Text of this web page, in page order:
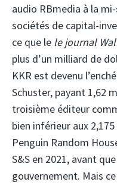
audio RBmedia à la
sociétés de capital-
ce que le le journal
plus d’un milliard de
KKR est devenu
Schuster, payant 1,62
troisième éditeur
bien inférieur aux
Penguin Random
S&S en 2021, avant
gouvernement. Mais